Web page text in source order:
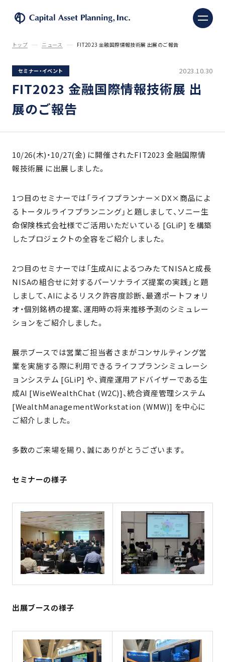
株式会社キャピタル・
トップ ニュース FIT2023 金融国際情報技術展 出展のご報告
セミナー・イベント 2023.10.30
FIT2023 金融国際情報技術展 出
展のご報告
10/26(木)・10/27(金) に開催されたFIT2023 金融国際情
報技術展 に出展しました。
1つ目のセミナーでは「ライフプランナー×DX×商品によ
るトータルライフプランニング」と題しまして、ソニー生
命保険株式会社様でご活用いただいている [GLiP] を構築
したプロジェクトの全容をご紹介しました。
2つ目のセミナーでは「生成AIによるつみたてNISAと成長
NISAの組合せに対するパーソナライズ提案の実践」と題
しまして、AIによるリスク許容度診断、最適ポートフォリ
オ・個別銘柄の提案、運用時の将来推移予測のシミュレー
ションをご紹介しました。
展示ブースでは営業ご担当者さまがコンサルティング営
業を実施する際に利用できるライフプランシミュレーシ
ョンシステム [GLiP] や、資産運用アドバイザーである生
成AI [WiseWealthChat (W2C)]、統合資産管理システム
[WealthManagementWorkstation (WMW)] を中心に
ご紹介しました。
多数のご来場を賜り、誠にありがとうございます。
セミナーの様子
出展ブースの様子